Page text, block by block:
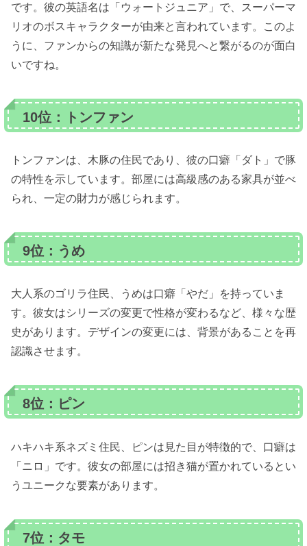
です。彼の英語名は「ウォートジュニア」で、スーパーマ
リオのボスキャラクターが由来と言われています。このよ
うに、ファンからの知識が新たな発見へと繋がるのが面白
いですね。
10位：トンファン
トンファンは、木豚の住民であり、彼の口癖「ダト」で豚
の特性を示しています。部屋には高級感のある家具が並べ
られ、一定の財力が感じられます。
9位：うめ
大人系のゴリラ住民、うめは口癖「やだ」を持っていま
す。彼女はシリーズの変更で性格が変わるなど、様々な歴
史があります。デザインの変更には、背景があることを再
認識させます。
8位：ピン
ハキハキ系ネズミ住民、ピンは見た目が特徴的で、口癖は
「ニロ」です。彼女の部屋には招き猫が置かれているとい
うユニークな要素があります。
7位：タモ